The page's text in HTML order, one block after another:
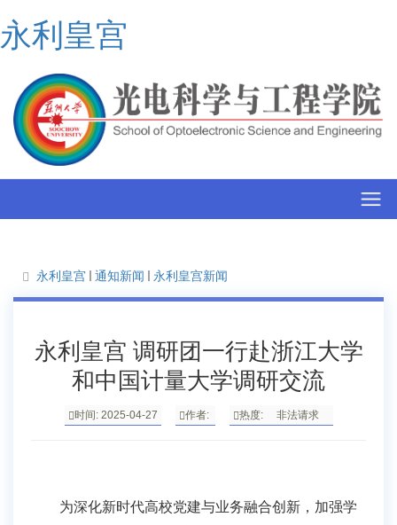
永利皇宫
永利皇宫 通知新闻 永利皇宫新闻
永利皇宫 调研团一行赴浙江大学
和中国计量大学调研交流
时间: 2025-04-27 作者: 热度: 非法请求
为深化新时代高校党建与业务融合创新，加强学